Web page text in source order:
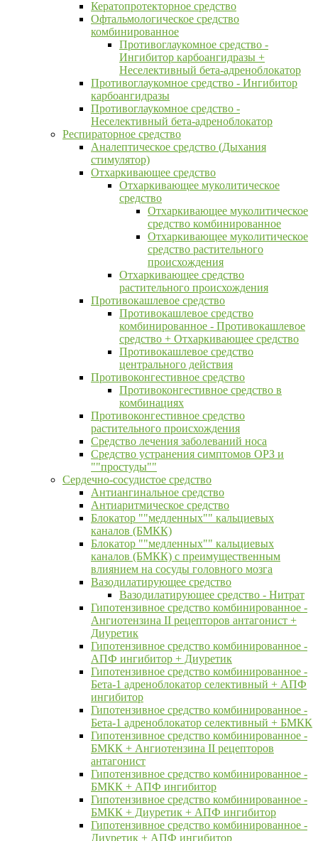
Кератопротекторное средство
Офтальмологическое средство
комбинированное
Противоглаукомное средство -
Ингибитор карбоангидразы +
Неселективный бета-адреноблокатор
Противоглаукомное средство - Ингибитор
карбоангидразы
Противоглаукомное средство -
Неселективный бета-адреноблокатор
Респираторное средство
Аналептическое средство (Дыхания
стимулятор)
Отхаркивающее средство
Отхаркивающее муколитическое
средство
Отхаркивающее муколитическое
средство комбинированное
Отхаркивающее муколитическое
средство растительного
происхождения
Отхаркивающее средство
растительного происхождения
Противокашлевое средство
Противокашлевое средство
комбинированное - Противокашлевое
средство + Отхаркивающее средство
Противокашлевое средство
центрального действия
Противоконгестивное средство
Противоконгестивное средство в
комбинациях
Противоконгестивное средство
растительного происхождения
Средство лечения заболеваний носа
Средство устранения симптомов ОРЗ и
""простуды""
Сердечно-сосудистое средство
Антиангинальное средство
Антиаритмическое средство
Блокатор ""медленных"" кальциевых
каналов (БМКК)
Блокатор ""медленных"" кальциевых
каналов (БМКК) с преимущественным
влиянием на сосуды головного мозга
Вазодилатирующее средство
Вазодилатирующее средство - Нитрат
Гипотензивное средство комбинированное -
Ангиотензина II рецепторов антагонист +
Диуретик
Гипотензивное средство комбинированное -
АПФ ингибитор + Диуретик
Гипотензивное средство комбинированное -
Бета-1 адреноблокатор селективный + АПФ
ингибитор
Гипотензивное средство комбинированное -
Бета-1 адреноблокатор селективный + БМКК
Гипотензивное средство комбинированное -
БМКК + Ангиотензина II рецепторов
антагонист
Гипотензивное средство комбинированное -
БМКК + АПФ ингибитор
Гипотензивное средство комбинированное -
БМКК + Диуретик + АПФ ингибитор
Гипотензивное средство комбинированное -
Диуретик + АПФ ингибитор